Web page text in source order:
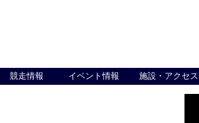
競走情報 イベント情報 施設・アクセス